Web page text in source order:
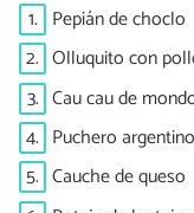
1. Pepián de choclo
2. Olluquito con
3. Cau cau de
4. Puchero argentino
5. Cauche de queso